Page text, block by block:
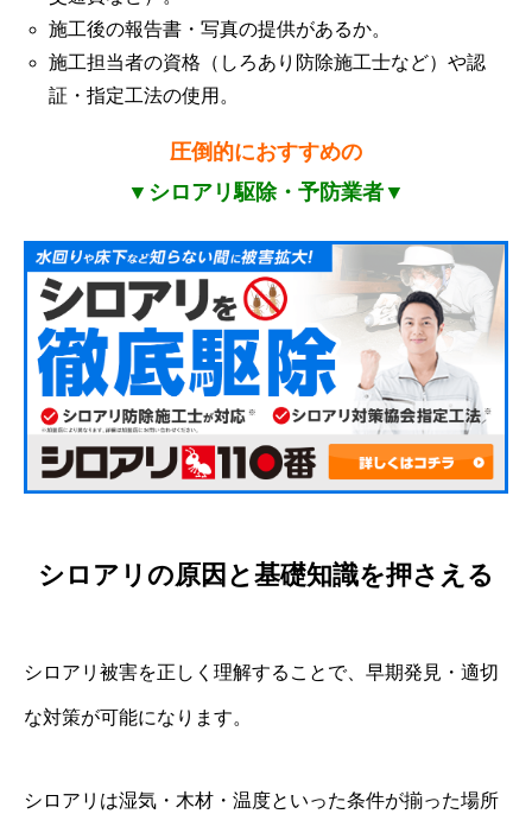
施工後の報告書・写真の提供があるか。
施工担当者の資格（しろあり防除施工士など）や認
証・指定工法の使用。
圧倒的におすすめの
▼シロアリ駆除・予防業者▼
シロアリの原因と基礎知識を押さえる
シロアリ被害を正しく理解することで、早期発見・適切
な対策が可能になります。
シロアリは湿気・木材・温度といった条件が揃った場所